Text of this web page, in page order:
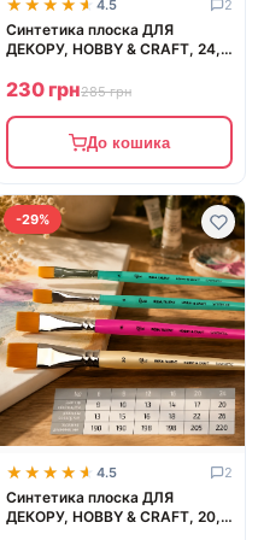
★★★★★
★★★★★ 4.5 2
Синтетика плоска ДЛЯ
ДЕКОРУ, HOBBY & CRAFT, 24,
230 грн285 грн
До кошика
-29%
★★★★★
★★★★★ 4.5 2
Синтетика плоска ДЛЯ
ДЕКОРУ, HOBBY & CRAFT, 20,